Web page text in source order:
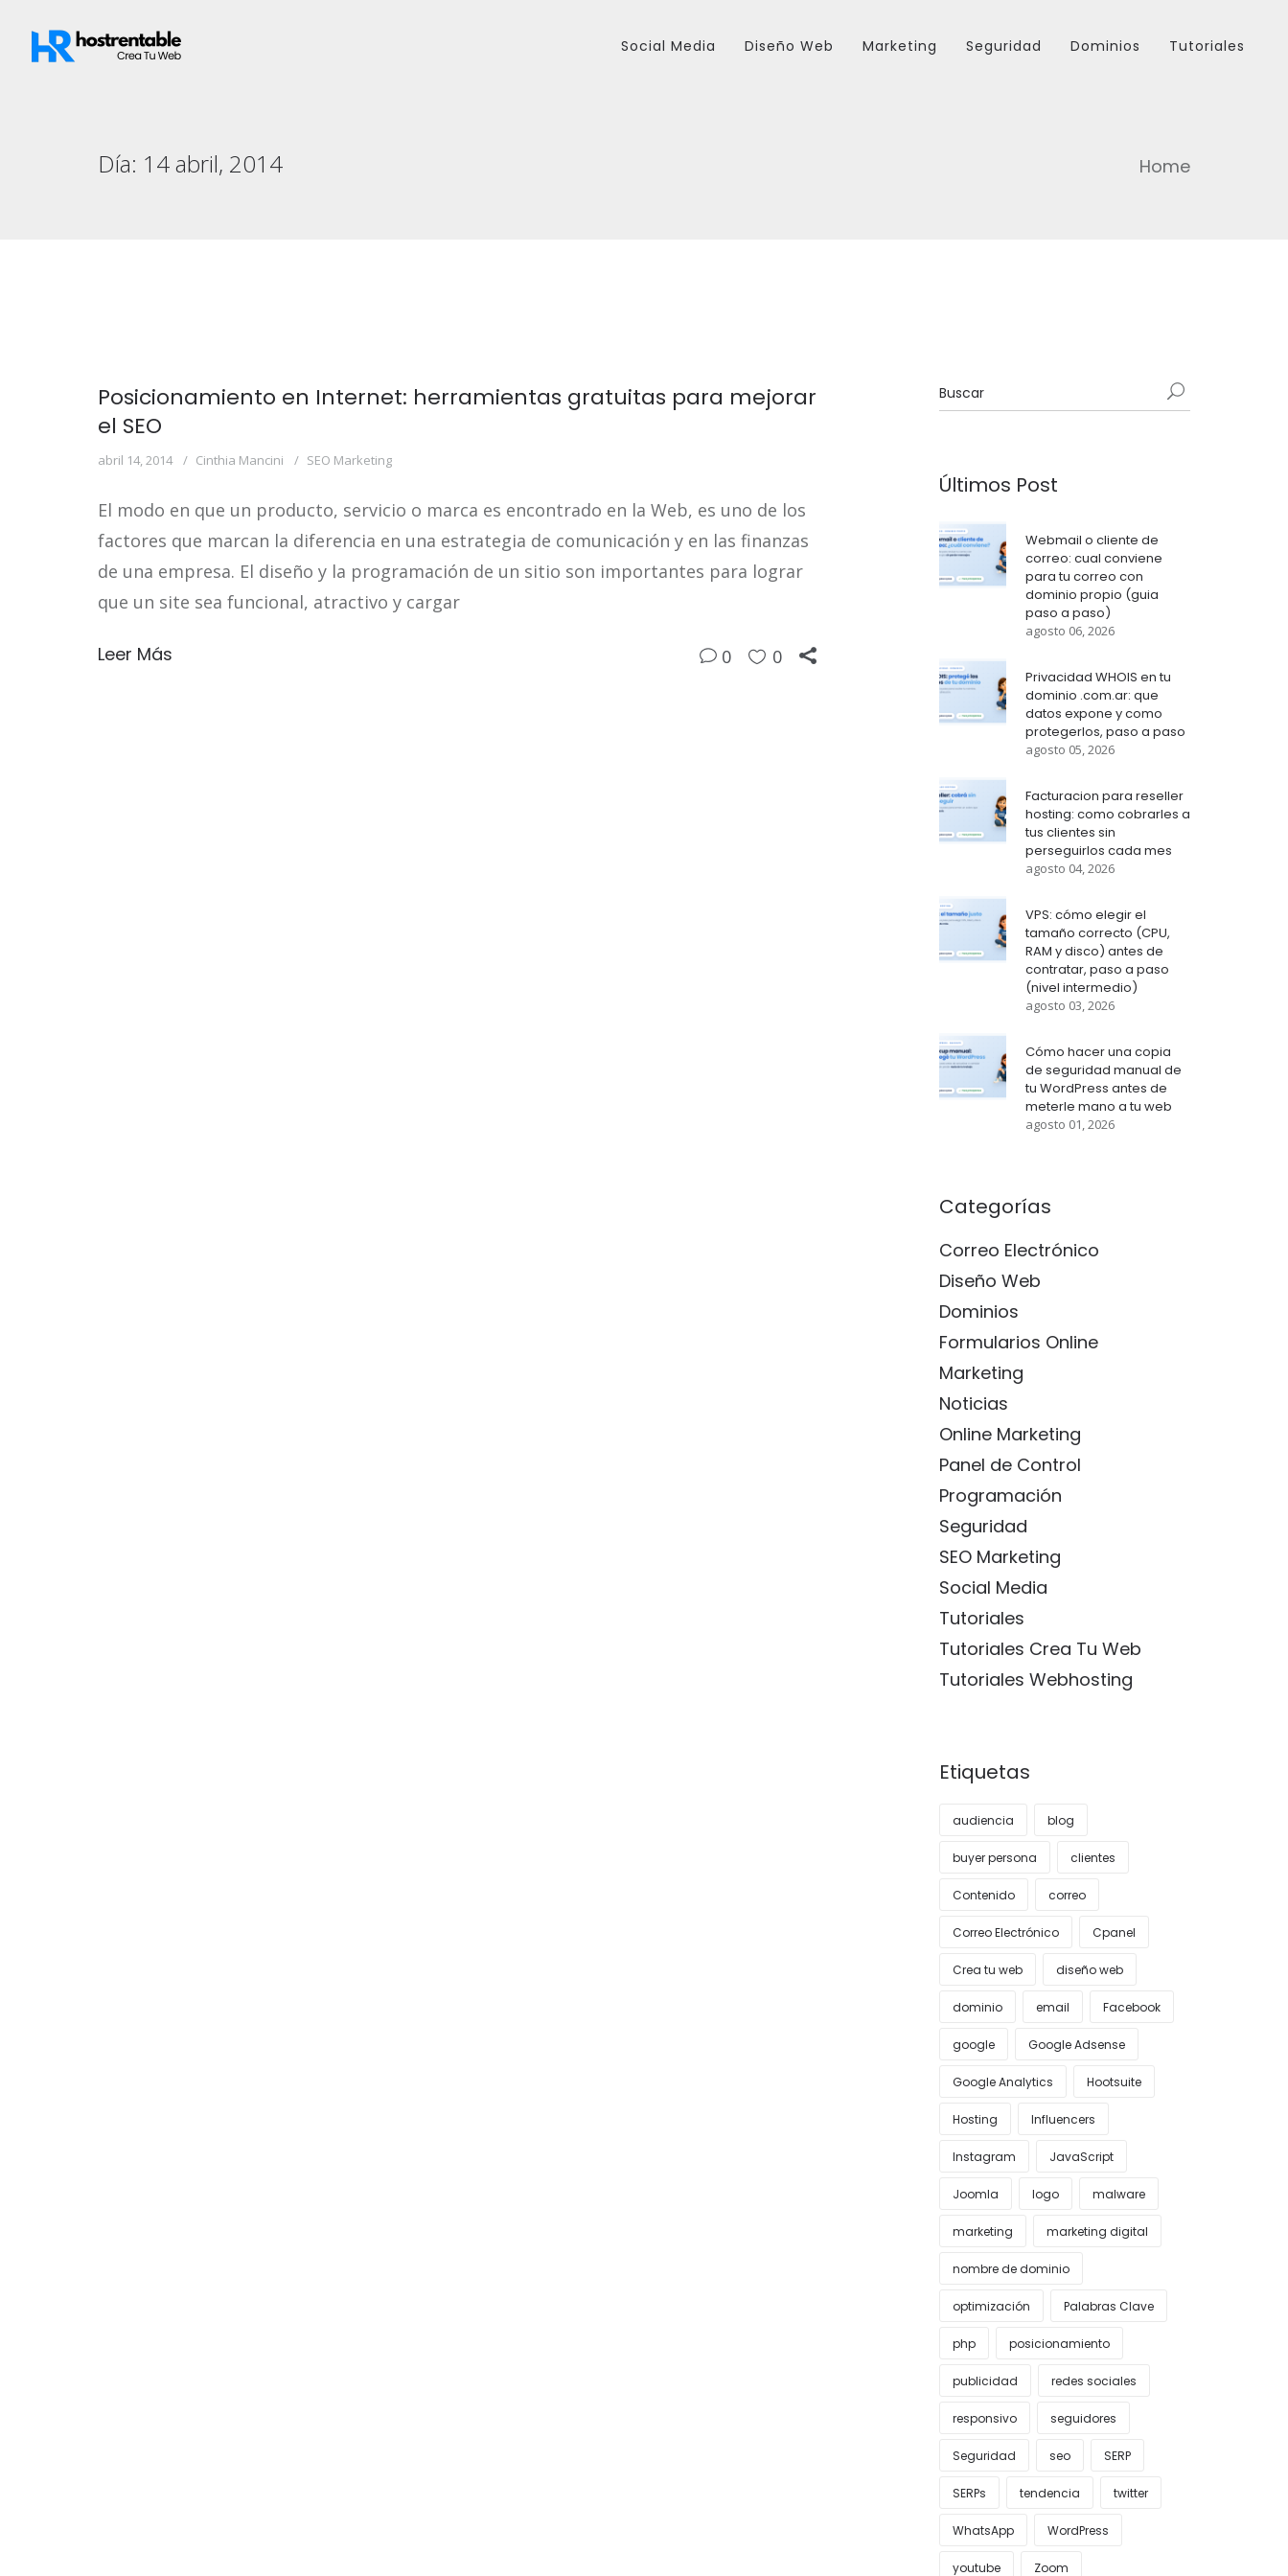
Social Media Diseño Web Marketing Seguridad Dominios Tutoriales
Día: 14 abril, 2014 Home
Posicionamiento en Internet: herramientas gratuitas para mejorar
el SEO
abril 14, 2014 Cinthia Mancini SEO Marketing
El modo en que un producto, servicio o marca es encontrado en la Web, es uno de los
factores que marcan la diferencia en una estrategia de comunicación y en las finanzas
de una empresa. El diseño y la programación de un sitio son importantes para lograr
que un site sea funcional, atractivo y cargar
Leer Más 0 0
Últimos Post
Webmail o cliente de
correo: cual conviene
para tu correo con
dominio propio (guia
paso a paso)
agosto 06, 2026
Privacidad WHOIS en tu
dominio .com.ar: que
datos expone y como
protegerlos, paso a paso
agosto 05, 2026
Facturacion para reseller
hosting: como cobrarles a
tus clientes sin
perseguirlos cada mes
agosto 04, 2026
VPS: cómo elegir el
tamaño correcto (CPU,
RAM y disco) antes de
contratar, paso a paso
(nivel intermedio)
agosto 03, 2026
Cómo hacer una copia
de seguridad manual de
tu WordPress antes de
meterle mano a tu web
agosto 01, 2026
Categorías
Correo Electrónico
Diseño Web
Dominios
Formularios Online
Marketing
Noticias
Online Marketing
Panel de Control
Programación
Seguridad
SEO Marketing
Social Media
Tutoriales
Tutoriales Crea Tu Web
Tutoriales Webhosting
Etiquetas
audiencia blog
buyer persona clientes
Contenido correo
Correo Electrónico Cpanel
Crea tu web diseño web
dominio email Facebook
google Google Adsense
Google Analytics Hootsuite
Hosting Influencers
Instagram JavaScript
Joomla logo malware
marketing marketing digital
nombre de dominio
optimización Palabras Clave
php posicionamiento
publicidad redes sociales
responsivo seguidores
Seguridad seo SERP
SERPs tendencia twitter
WhatsApp WordPress
youtube Zoom